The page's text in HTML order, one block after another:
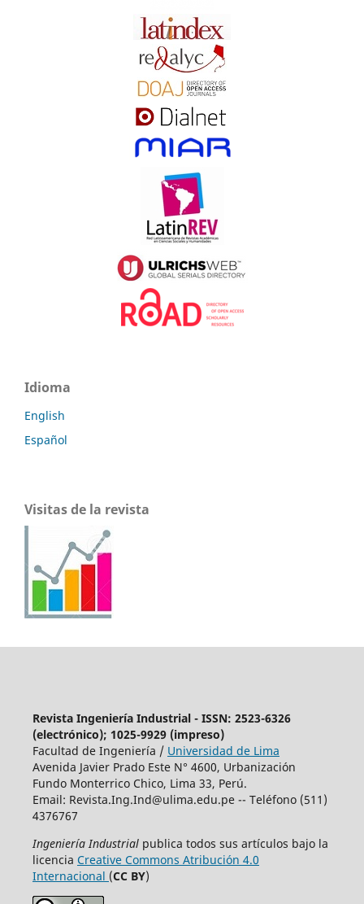
Idioma
English
Español
Visitas de la revista
Revista Ingeniería Industrial - ISSN: 2523-6326
(electrónico); 1025-9929 (impreso)
Facultad de Ingeniería / Universidad de Lima
Avenida Javier Prado Este N° 4600, Urbanización
Fundo Monterrico Chico, Lima 33, Perú.
Email: Revista.Ing.Ind@ulima.edu.pe-- Teléfono (511)
4376767
Ingeniería Industrial publica todos sus artículos bajo la
licencia Creative Commons Atribución 4.0
Internacional (CC BY)